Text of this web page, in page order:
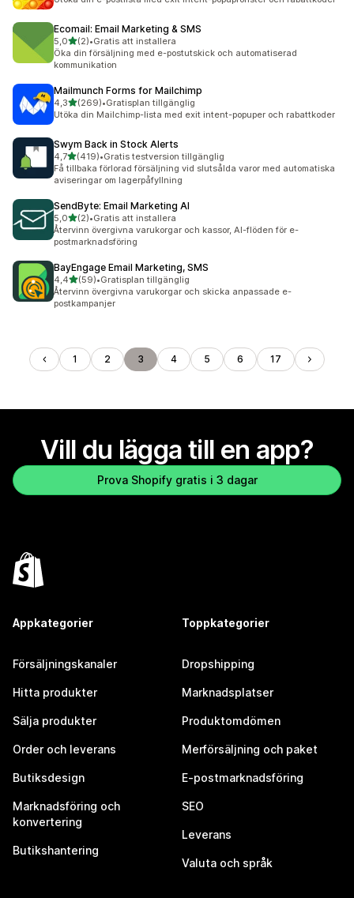
Ecomail: Email Marketing & SMS
5,0av 5 stjärnor
(2)
2 recensioner totalt
•Gratis att installera
Öka din försäljning med e-postutskick och automatiserad
kommunikation
Mailmunch Forms for Mailchimp
4,3av 5 stjärnor
(269)
269 recensioner totalt
•Gratisplan tillgänglig
Utöka din Mailchimp-lista med exit intent-popuper och rabattkoder
Swym Back in Stock Alerts
4,7av 5 stjärnor
(419)
419 recensioner totalt
•Gratis testversion tillgänglig
Få tillbaka förlorad försäljning vid slutsålda varor med automatiska
aviseringar om lagerpåfyllning
SendByte: Email Marketing AI
5,0av 5 stjärnor
(2)
2 recensioner totalt
•Gratis att installera
Återvinn övergivna varukorgar och kassor, AI-flöden för e-
postmarknadsföring
BayEngage Email Marketing, SMS
4,4av 5 stjärnor
(59)
59 recensioner totalt
•Gratisplan tillgänglig
Återvinn övergivna varukorgar och skicka anpassade e-
postkampanjer
1 2 3 4 5 6 17
Vill du lägga till en app?
Prova Shopify gratis i 3 dagar
Appkategorier
Försäljningskanaler
Hitta produkter
Sälja produkter
Order och leverans
Butiksdesign
Marknadsföring och
konvertering
Butikshantering
Toppkategorier
Dropshipping
Marknadsplatser
Produktomdömen
Merförsäljning och paket
E-postmarknadsföring
SEO
Leverans
Valuta och språk